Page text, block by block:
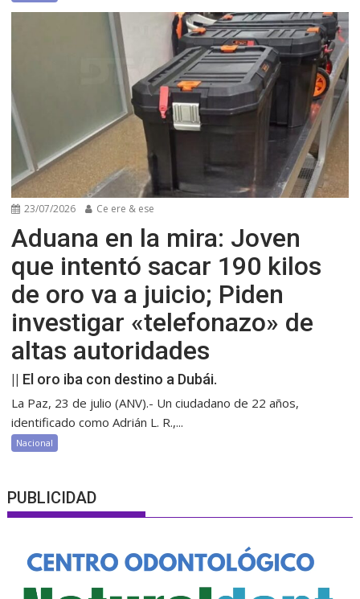
23/07/2026 Ce ere & ese
Aduana en la mira: Joven
que intentó sacar 190 kilos
de oro va a juicio; Piden
investigar «telefonazo» de
altas autoridades
|| El oro iba con destino a Dubái.
La Paz, 23 de julio (ANV).- Un ciudadano de 22 años,
identificado como Adrián L. R.,...
Nacional
PUBLICIDAD